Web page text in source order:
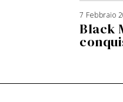
7 Febbraio
Black